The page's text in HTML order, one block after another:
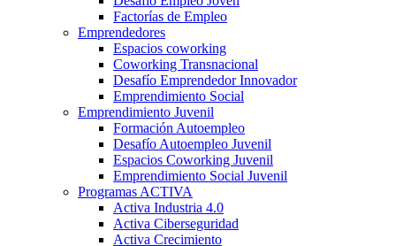
Factorías de Empleo
Emprendedores
Espacios coworking
Coworking Transnacional
Desafío Emprendedor Innovador
Emprendimiento Social
Emprendimiento Juvenil
Formación Autoempleo
Desafío Autoempleo Juvenil
Espacios Coworking Juvenil
Emprendimiento Social Juvenil
Programas ACTIVA
Activa Industria 4.0
Activa Ciberseguridad
Activa Crecimiento